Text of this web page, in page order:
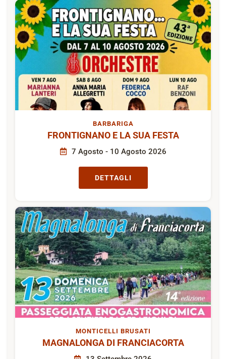
BARBARIGA
FRONTIGNANO E LA SUA FESTA
7 Agosto - 10 Agosto 2026
DETTAGLI
MONTICELLI BRUSATI
MAGNALONGA DI FRANCIACORTA